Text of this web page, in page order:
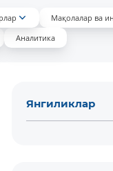
Мақолалар ва
Аналитика
Янгиликлар